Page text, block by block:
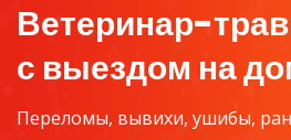
Ветеринар-
с выездом на
Переломы, вывихи, ушибы,